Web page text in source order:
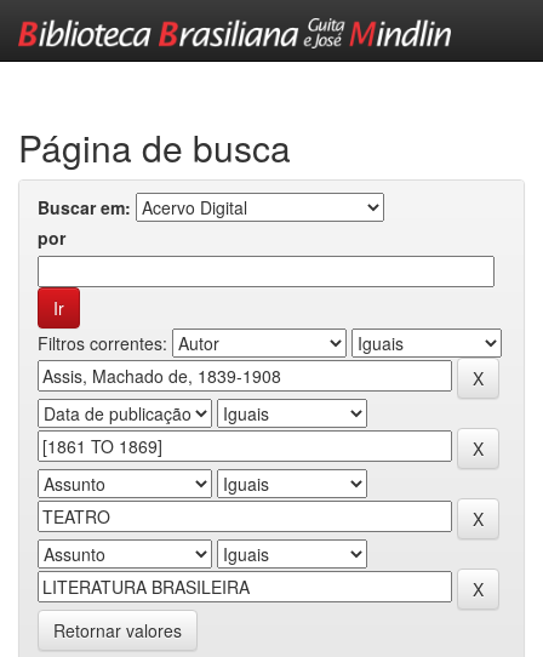
Página de busca
Buscar em:
por
Filtros correntes:
Retornar valores